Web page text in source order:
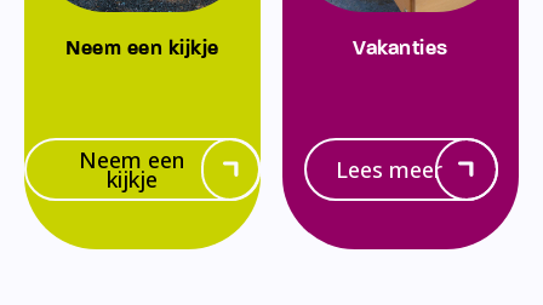
Neem een kijkje
Neem een
kijkje
Vakanties
Lees meer